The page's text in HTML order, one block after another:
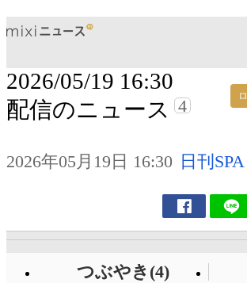
2026/05/19 16:30
配信のニュース 4
2026年05月19日 16:30 日刊SPA
つぶやき(4)